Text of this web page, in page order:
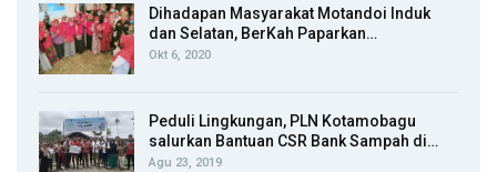
Dihadapan Masyarakat Motandoi Induk
dan Selatan, BerKah Paparkan…
Okt 6, 2020
Peduli Lingkungan, PLN Kotamobagu
salurkan Bantuan CSR Bank Sampah di…
Agu 23, 2019